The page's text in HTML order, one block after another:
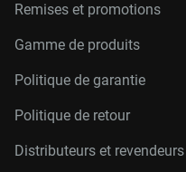
Remises et promotions
Gamme de produits
Politique de garantie
Politique de retour
Distributeurs et revendeurs